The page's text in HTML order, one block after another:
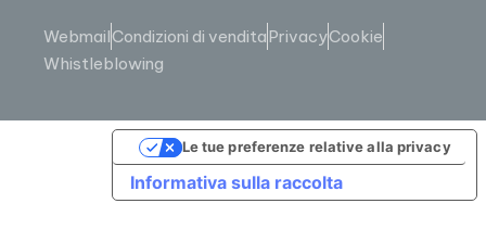
WebmailCondizioni di venditaPrivacyCookie
Whistleblowing
Informativa sulla raccolta
Le tue preferenze relative alla privacy